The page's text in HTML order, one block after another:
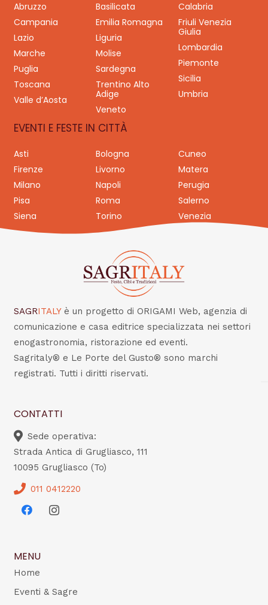
Abruzzo Basilicata
Calabria
Campania
Emilia Romagna
Friuli Venezia
Giulia
Lazio
Liguria
Lombardia
Marche
Molise
Piemonte
Puglia
Sardegna
Sicilia
Toscana
Trentino Alto
Adige
Umbria
Valle d’Aosta
Veneto
EVENTI E FESTE IN CITTÀ
Asti Bologna
Cuneo
Firenze
Livorno
Matera
Milano
Napoli
Perugia
Pisa
Roma
Salerno
Siena
Torino Venezia
SAGRITALY è un progetto di ORIGAMI Web, agenzia di
comunicazione e casa editrice specializzata nei settori
enogastronomia, ristorazione ed eventi.
Sagritaly® e Le Porte del Gusto® sono marchi
registrati. Tutti i diritti riservati.
CONTATTI
Sede operativa:
Strada Antica di Grugliasco, 111
10095 Grugliasco (To)
011 0412220
MENU
Home
Eventi & Sagre